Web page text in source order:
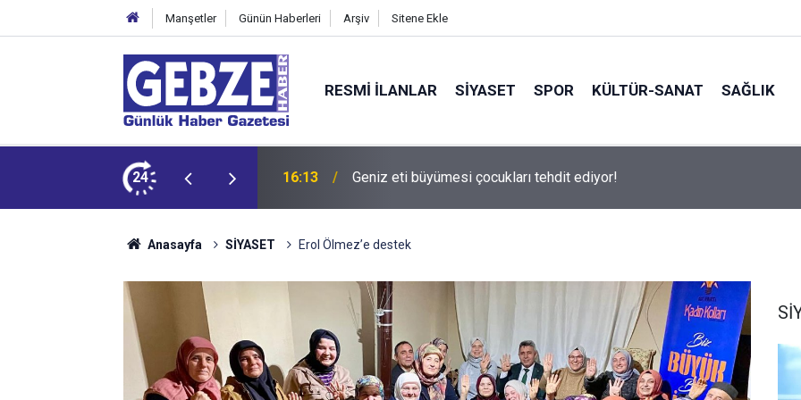
Manşetler Günün Haberleri Arşiv Sitene Ekle
RESMI İLANLAR SİYASET SPOR KÜLTÜR-SANAT SAĞLIK
24 15:27 Bilişim 500 Araştırması’nın sonuçları açıklandı
Anasayfa SİYASET Erol Ölmez’e destek